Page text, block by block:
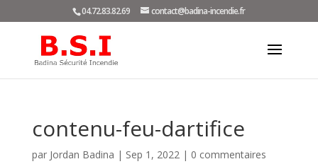
04.72.83.82.69 contact@badina-incendie.fr
contenu-feu-dartifice
par Jordan Badina | Sep 1, 2022| 0 commentaires